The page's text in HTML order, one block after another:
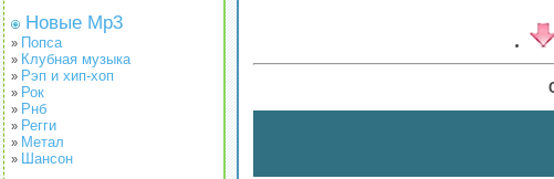
Новые Mp3
» Попса
» Клубная музыка
» Рэп и хип-хоп
» Рок
» Рнб
» Регги
» Метал
» Шансон